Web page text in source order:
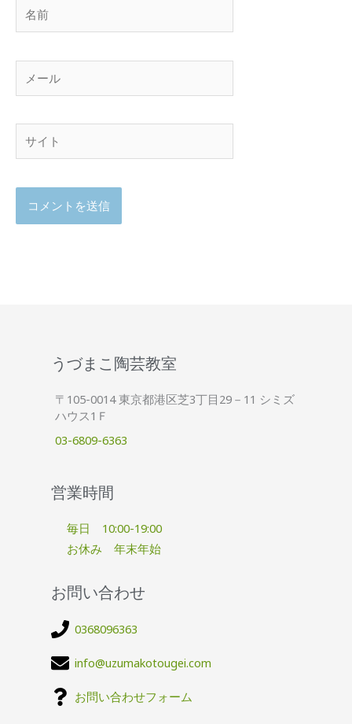
前
ー
ル
ト
うづまこ陶芸教室
〒105-0014 東京都港区芝3丁目29－11 シミズ
ハウス1Ｆ
03-6809-6363
営業時間
毎日 10:00-19:00
お休み 年末年始
お問い合わせ
0368096363
info@uzumakotougei.com
お問い合わせフォーム